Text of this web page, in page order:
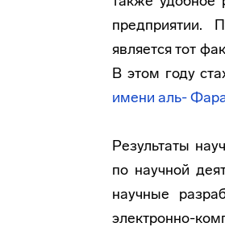
предприятии.
является тот
В этом году
имени аль-
Результаты
по научной
научные
электронно-